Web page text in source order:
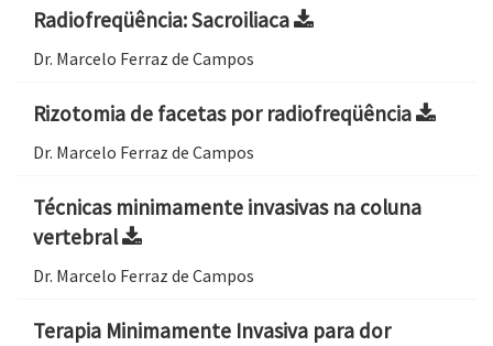
Radiofreqüência: Sacroiliaca
Dr. Marcelo Ferraz de Campos
Rizotomia de facetas por radiofreqüência
Dr. Marcelo Ferraz de Campos
Técnicas minimamente invasivas na coluna
vertebral
Dr. Marcelo Ferraz de Campos
Terapia Minimamente Invasiva para dor